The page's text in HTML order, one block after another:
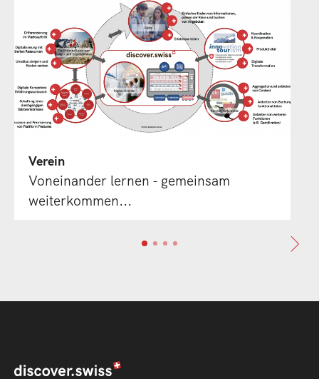
Verein
Voneinander lernen - gemeinsam
weiterkommen...